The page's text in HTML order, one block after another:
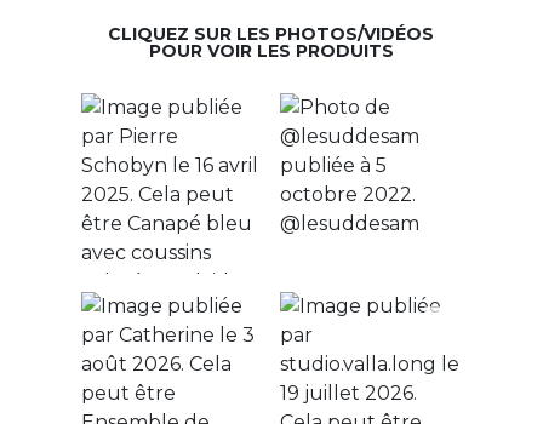
CLIQUEZ SUR LES PHOTOS/VIDÉOS
POUR VOIR LES PRODUITS